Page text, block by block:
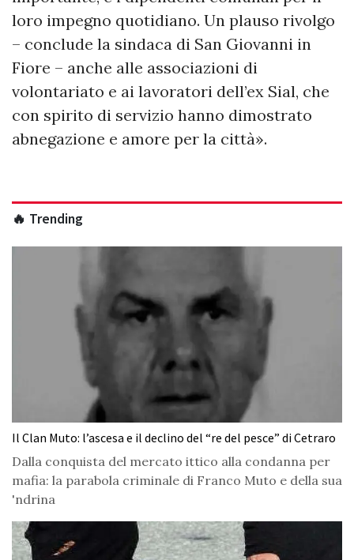
loro impegno quotidiano. Un plauso rivolgo
– conclude la sindaca di San Giovanni in
Fiore – anche alle associazioni di
volontariato e ai lavoratori dell’ex Sial, che
con spirito di servizio hanno dimostrato
abnegazione e amore per la città».
🔥 Trending
Il Clan Muto: l’ascesa e il declino del “re del pesce” di Cetraro
Dalla conquista del mercato ittico alla condanna per
mafia: la parabola criminale di Franco Muto e della sua
'ndrina